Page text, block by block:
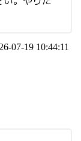
07-19 10:44:11